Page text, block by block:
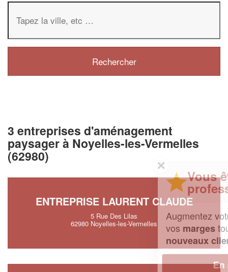
3 entreprises d'aménagement
paysager à Noyelles-les-Vermelles
(62980)
ENTREPRISE LAURENT CLAUDE
5 Rue Des Lilas
62980 Noyelles-les-Vermelles
Vous êtes un
professionnel ?
Augmentez votrechiffre d'affaireset
vosmargestout en gagnant de
En savoir plus